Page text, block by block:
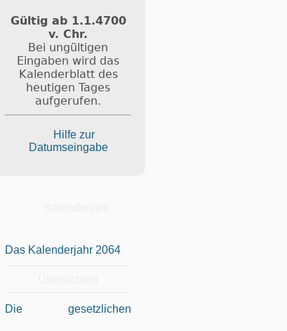
Gültig ab 1.1.4700
v. Chr.
Bei ungültigen
Eingaben wird das
Kalenderblatt des
heutigen Tages
aufgerufen.
Hilfe zur
Datumseingabe
Das Kalenderjahr 2064
Die gesetzlichen